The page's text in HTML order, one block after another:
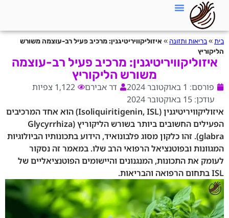
בית »בריאות ותזונה » איזוליקוויריטיגנין: מרכיב פעיל רב-עוצמה משורש
הליקוריץ
איזוליקוויריטיגנין: מרכיב פעיל רב-עוצמה
משורש הליקוריץ
פורסם: 1 באוקטובר 2024 דר אבירם
1,122 צפיות
עודכן: 15 באוקטובר 2024
איזוליקוויריטיגנין (Isoliquiritigenin, ISL) הוא אחד המרכיבים
הפעילים החשובים ביותר בשורש הליקוריץ (Glycyrrhiza
glabra). זהו כלקון מסוג פלבונואיד, הידוע בתכונותיו הביולוגיות
המגוונות ובפוטנציאל הרפואי הרב שלו. במאמר זה נסקור
לעומק את התכונות, המנגנונים והיישומים הפוטנציאליים של
ISL בתחום הרפואה והבריאות.